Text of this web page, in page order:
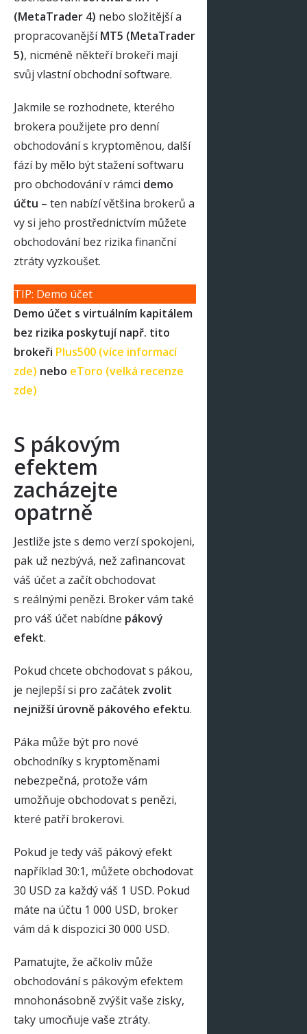
(MetaTrader 4) nebo složitější a
propracovanějšíMT5 (MetaTrader
5), nicméně někteří brokeři mají
svůj vlastní obchodní software.
Jakmile se rozhodnete, kterého
brokera použijete pro denní
obchodování s kryptoměnou, další
fází by mělo být stažení softwaru
pro obchodování v rámci demo
účtu – ten nabízí většina brokerů a
vy si jeho prostřednictvím můžete
obchodování bez rizika finanční
ztráty vyzkoušet.
TIP: Demo účet
Demo účet s virtuálním kapitálem
bez rizika poskytují např. tito
brokeři Plus500 (více informací
zde) nebo eToro (velká recenze
zde)
S pákovým
efektem
zacházejte
opatrně
Jestliže jste s demo verzí spokojeni,
pak už nezbývá, než zafinancovat
váš účet a začít obchodovat
s reálnými penězi. Broker vám také
pro váš účet nabídne pákový
efekt.
Pokud chcete obchodovat s pákou,
je nejlepší si pro začátek zvolit
nejnižší úrovně pákového efektu.
Páka může být pro nové
obchodníky s kryptoměnami
nebezpečná, protože vám
umožňuje obchodovat s penězi,
které patří brokerovi.
Pokud je tedy váš pákový efekt
například 30:1, můžete obchodovat
30 USD za každý váš 1 USD. Pokud
máte na účtu 1 000 USD, broker
vám dá k dispozici 30 000 USD.
Pamatujte, že ačkoliv může
obchodování s pákovým efektem
mnohonásobně zvýšit vaše zisky,
taky umocňuje vaše ztráty.